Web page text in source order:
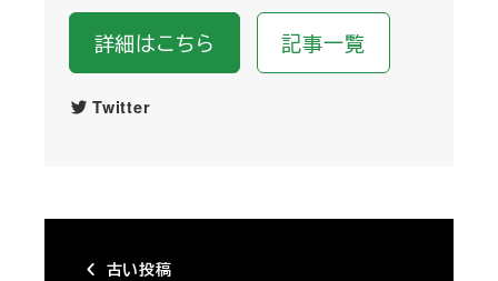
詳細はこちら 記事一覧
Twitter
古い投稿